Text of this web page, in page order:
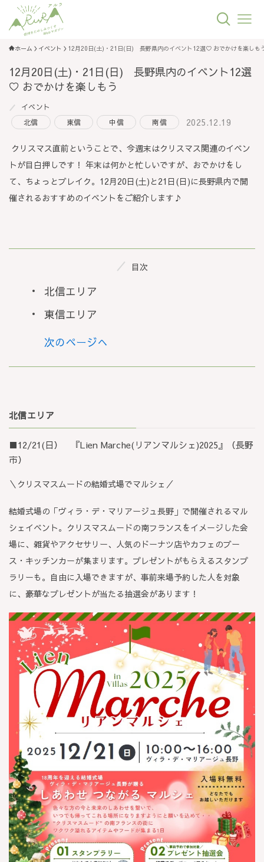
ホーム イベント 12月20日(土)・21日(日) 長野県内のイベント12選♡ おでかけを楽しも
12月20日(土)・21日(日) 長野県内のイベント12選
♡ おでかけを楽しもう
イベント
北信
東信 中信 南信 2025.12.19
クリスマス直前ということで、今週末はクリスマス関連のイベン
トが目白押しです！ 年末は何かと忙しいですが、おでかけをし
て、ちょっとブレイク。12月20日(土)と21日(日)に長野県内で開
催されるおすすめのイベントをご紹介します♪
目次
北信エリア
東信エリア
次のページへ
北信エリア
■12/21(日） 『Lien Marche(リアンマルシェ)2025』（長野
市）
＼クリスマスムードの結婚式場でマルシェ／
結婚式場の「ヴィラ・デ・マリアージュ長野」で開催されるマル
シェイベント。クリスマスムードの南フランスをイメージした会
場に、雑貨やアクセサリー、人気のドーナツ店やカフェのブー
ス・キッチンカーが集まります。プレゼントがもらえるスタンプ
ラリーも。自由に入場できますが、事前来場予約した人を対象
に、豪華なプレゼントが当たる抽選会があります！